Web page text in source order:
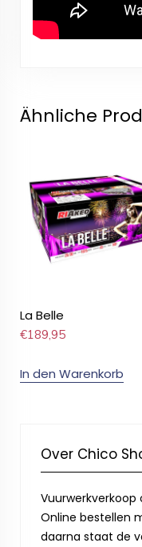
Ähnliche
La Belle
€189,95
In den Warenkorb
Over Chico
Vuurwerkverkoop
Online bestellen
daarna staat de